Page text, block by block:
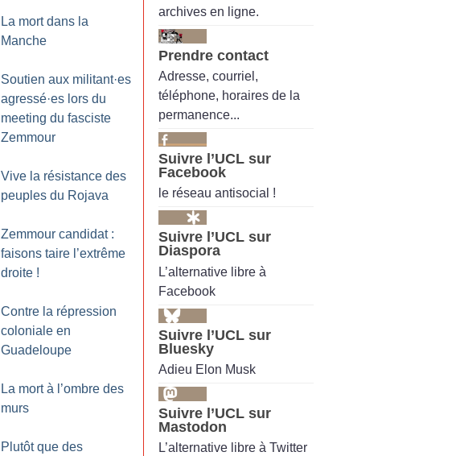
La mort dans la
Manche
Soutien aux militant·es
agressé·es lors du
meeting du fasciste
Zemmour
Vive la résistance des
peuples du Rojava
Zemmour candidat :
faisons taire l’extrême
droite !
Contre la répression
coloniale en
Guadeloupe
La mort à l’ombre des
murs
Plutôt que des
archives en ligne.
Prendre contact
Adresse, courriel,
téléphone, horaires de la
permanence...
Suivre l’UCL sur
Facebook
le réseau antisocial !
Suivre l’UCL sur
Diaspora
L’alternative libre à
Facebook
Suivre l’UCL sur
Bluesky
Adieu Elon Musk
Suivre l’UCL sur
Mastodon
L’alternative libre à Twitter